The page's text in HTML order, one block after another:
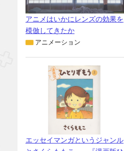
アニメはいかにレンズの効果を
模倣してきたか
アニメーション
エッセイマンガというジャンル